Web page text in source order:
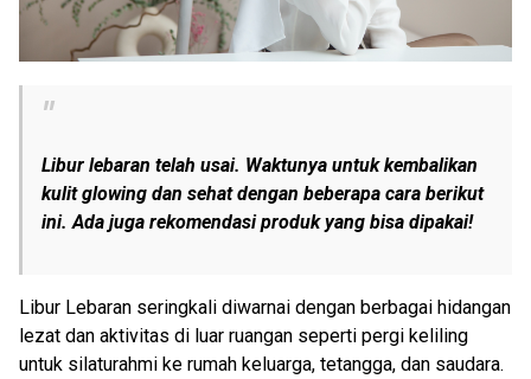
Libur lebaran telah usai. Waktunya untuk kembalikan
kulit glowing dan sehat dengan beberapa cara berikut
ini. Ada juga rekomendasi produk yang bisa dipakai!
Libur Lebaran seringkali diwarnai dengan berbagai hidangan
lezat dan aktivitas di luar ruangan seperti pergi keliling
untuk silaturahmi ke rumah keluarga, tetangga, dan saudara.